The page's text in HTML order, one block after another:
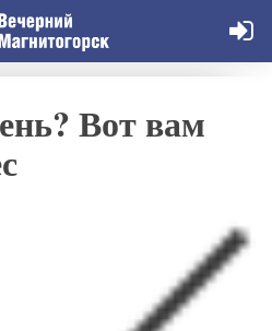
Вот вам